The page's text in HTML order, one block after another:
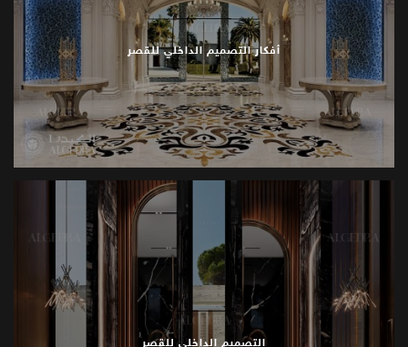
تواصل مع الكيدرا اليوم لحجز استشارة
استكشف
إمكانيات
الفيكتوري، فيلتك المتوسطية، أو
قصر
عصري حديث، وأنشئ مسكنًا مميزًا لا مثيل له .
أفكار التصميم الداخلي للقصر
التصميم الداخلي للقصر